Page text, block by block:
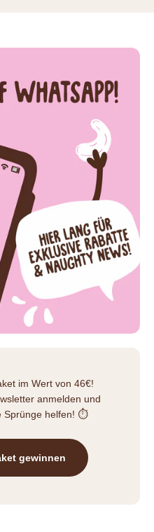
im Wert von 46€!
anmelden und
Sprünge helfen! ⏱️
gewinnen